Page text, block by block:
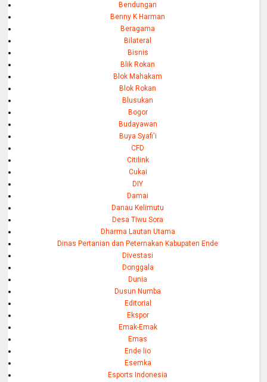
Bendungan
Benny K Harman
Beragama
Bilateral
Bisnis
Blik Rokan
Blok Mahakam
Blok Rokan
Blusukan
Bogor
Budayawan
Buya Syafi'i
CFD
Citilink
Cukai
DIY
Damai
Danau Kelimutu
Desa Tiwu Sora
Dharma Lautan Utama
Dinas Pertanian dan Peternakan Kabupaten Ende
Divestasi
Donggala
Dunia
Dusun Numba
Editorial
Ekspor
Emak-Emak
Emas
Ende lio
Esemka
Esports Indonesia